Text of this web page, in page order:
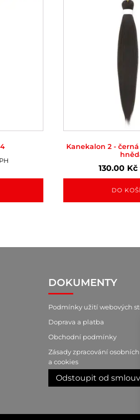
Kanekalon 2 -
130.00 Kč
DO
DOKUMENTY
Podmínky užití webových
Doprava a platba
Obchodní podmínky
Zásady zpracování
a cookies
Odstoupit od